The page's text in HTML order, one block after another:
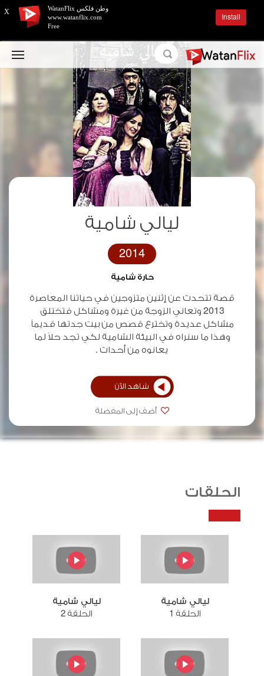
ليالي شامية
2014
حارة شامية
قصة تتحدث عن إثنين متزوجين في حياتنا المعاصرة
2013 وتعاني الزوجة من غيرة ومشاكل فتختلق
مشاكل عديدة وتخترع قصص من بيت جدتها قديماً
وهذا ما سنراه في البيئة الشامية لكي تجد حلاً لما
يعانوه من أحداث .
شاهد الآن
أضف إلى المفضلة
الحلقات
ليالي شامية
الحلقة 1
ليالي شامية
الحلقة 2
X
وطن فلكس WatanFlix
www.watanflix.com
Free
Install